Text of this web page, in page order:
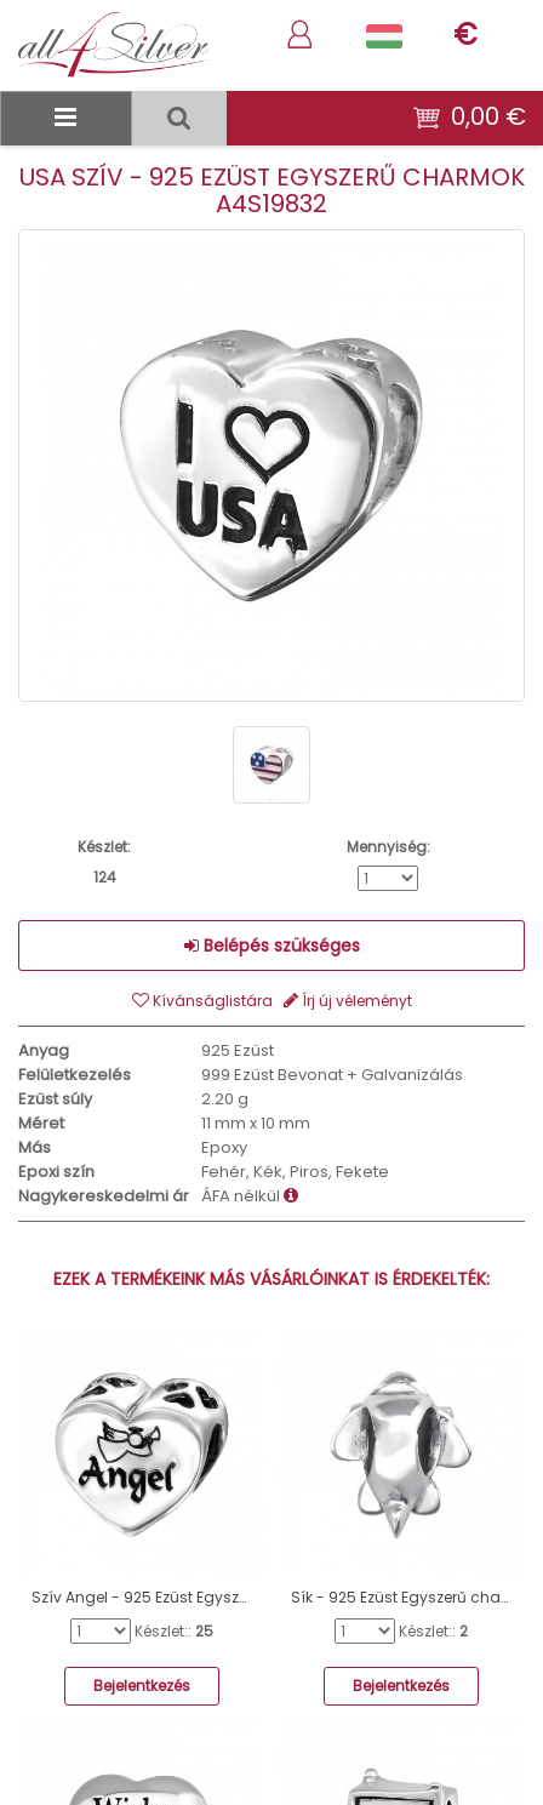
€
0,00 €
USA SZÍV - 925 EZÜST EGYSZERŰ CHARMOK
A4S19832
Készlet:
124
Mennyiség:
Belépés szükséges
Kívánságlistára Írj új véleményt
Anyag
925 Ezüst
Felületkezelés
999 Ezüst Bevonat + Galvanizálás
Ezüst súly
2.20 g
Méret
11 mm x 10 mm
Más
Epoxy
Epoxi szín
Fehér, Kék, Piros, Fekete
Nagykereskedelmi ár ÁFA nélkül
EZEK A TERMÉKEINK MÁS VÁSÁRLÓINKAT IS ÉRDEKELTÉK:
Szív Angel - 925 Ezüst Egyszerű charmok A4S13032
Készlet:: 25
Bejelentkezés
Sík - 925 Ezüst Egyszerű charmok A4S6015
Készlet:: 2
Bejelentkezés